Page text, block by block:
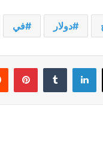
دولار في
‫X لينكدإن